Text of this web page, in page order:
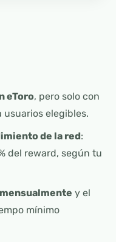
eToro, pero solo con
elegibles.
de la red:
del reward, según tu
y el
mínimo